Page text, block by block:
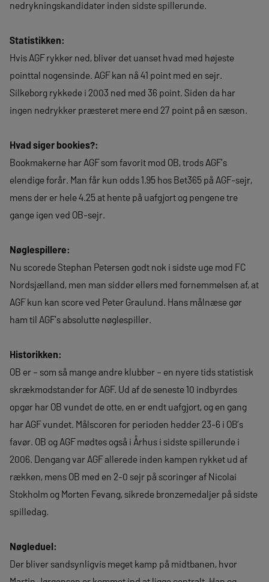
nedrykningskandidater inden sidste spillerunde.
Statistikken:
Hvis AGF rykker ned, bliver det uanset hvad med højeste
pointtal nogensinde. AGF kan nå 41 point med en sejr.
Silkeborg rykkede i 2003 ned med 36 point. Siden da har
ingen nedrykker præsteret mere end 27 point på en sæson.
Hvad siger bookies?:
Bookmakerne har AGF som favorit mod OB, trods AGF’s
elendige forår. Man får kun odds 1.95 hos Bet365 på AGF-sejr,
mens der er hele 4.25 at hente på uafgjort og pengene tre
gange igen ved OB-sejr.
Nøglespillere:
Nu scorede Stephan Petersen godt nok i sidste uge mod FC
Nordsjælland, men man sidder ellers med fornemmelsen af, at
AGF kun kan score ved Peter Graulund. Hans målnæse gør
ham til AGF’s absolutte nøglespiller.
Historikken:
OB er – som så mange andre klubber – en nyere tids statistisk
skrækmodstander for AGF. Ud af de seneste 10 indbyrdes
opgør har OB vundet de otte, en er endt uafgjort, og en gang
har AGF vundet. Målscoren for perioden hedder 23-6 i OB’s
favør. OB og AGF mødtes også i Århus i sidste spillerunde i
2006. Dengang var AGF allerede inden kampen rykket ud af
rækken, mens OB med en 2-0 sejr på scoringer af Nicolai
Stokholm og Morten Fevang, sikrede bronzemedaljer på sidste
spilledag.
Nøgleduel:
Der bliver sandsynligvis meget kamp på midtbanen, hvor